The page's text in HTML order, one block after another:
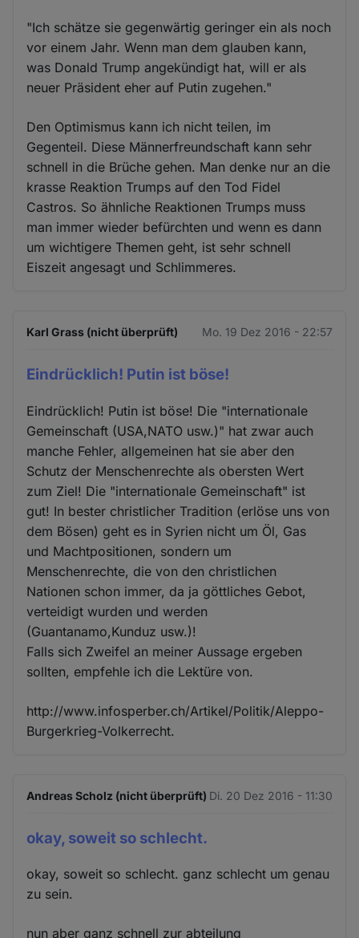
"Ich schätze sie gegenwärtig geringer ein als noch
vor einem Jahr. Wenn man dem glauben kann,
was Donald Trump angekündigt hat, will er als
neuer Präsident eher auf Putin zugehen."
Den Optimismus kann ich nicht teilen, im
Gegenteil. Diese Männerfreundschaft kann sehr
schnell in die Brüche gehen. Man denke nur an die
krasse Reaktion Trumps auf den Tod Fidel
Castros. So ähnliche Reaktionen Trumps muss
man immer wieder befürchten und wenn es dann
um wichtigere Themen geht, ist sehr schnell
Eiszeit angesagt und Schlimmeres.
Karl Grass (nicht überprüft) Mo. 19 Dez 2016 - 22:57
Eindrücklich! Putin ist böse!
Eindrücklich! Putin ist böse! Die "internationale
Gemeinschaft (USA,NATO usw.)" hat zwar auch
manche Fehler, allgemeinen hat sie aber den
Schutz der Menschenrechte als obersten Wert
zum Ziel! Die "internationale Gemeinschaft" ist
gut! In bester christlicher Tradition (erlöse uns von
dem Bösen) geht es in Syrien nicht um Öl, Gas
und Machtpositionen, sondern um
Menschenrechte, die von den christlichen
Nationen schon immer, da ja göttliches Gebot,
verteidigt wurden und werden
(Guantanamo,Kunduz usw.)!
Falls sich Zweifel an meiner Aussage ergeben
sollten, empfehle ich die Lektüre von.
http://www.infosperber.ch/Artikel/Politik/Aleppo-
Burgerkrieg-Volkerrecht.
Andreas Scholz (nicht überprüft) Di. 20 Dez 2016 - 11:30
okay, soweit so schlecht.
okay, soweit so schlecht. ganz schlecht um genau
zu sein.
nun aber ganz schnell zur abteilung